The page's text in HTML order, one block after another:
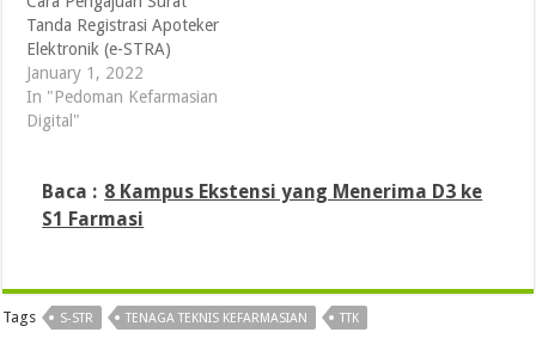
Tanda Registrasi Apoteker
Elektronik (e-STRA)
January 1, 2022
In "Pedoman Kefarmasian
Digital"
Baca : 8 Kampus Ekstensi yang Menerima D3 ke
S1 Farmasi
Tags S-STR TENAGA TEKNIS KEFARMASIAN TTK